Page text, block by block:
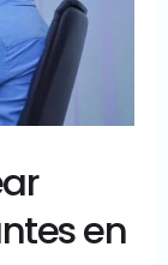
en